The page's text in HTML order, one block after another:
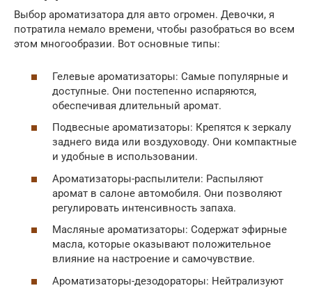
Выбор ароматизатора для авто огромен. Девочки, я
потратила немало времени, чтобы разобраться во всем
этом многообразии. Вот основные типы:
Гелевые ароматизаторы: Самые популярные и
доступные. Они постепенно испаряются,
обеспечивая длительный аромат.
Подвесные ароматизаторы: Крепятся к зеркалу
заднего вида или воздуховоду. Они компактные
и удобные в использовании.
Ароматизаторы-распылители: Распыляют
аромат в салоне автомобиля. Они позволяют
регулировать интенсивность запаха.
Масляные ароматизаторы: Содержат эфирные
масла, которые оказывают положительное
влияние на настроение и самочувствие.
Ароматизаторы-дезодораторы: Нейтрализуют